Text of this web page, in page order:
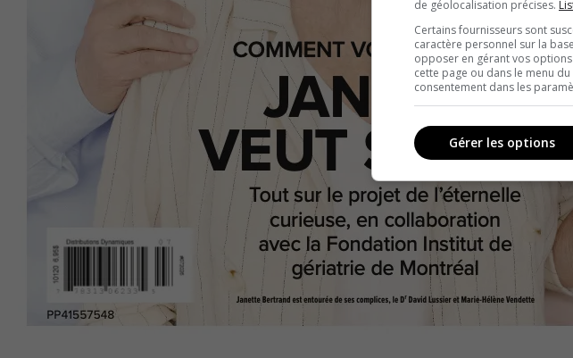
de géolocalisation précises.
Certains fournisseurs sont
caractère personnel sur la
opposer en gérant vos
cette page ou dans le menu
consentement dans les
Gérer les options